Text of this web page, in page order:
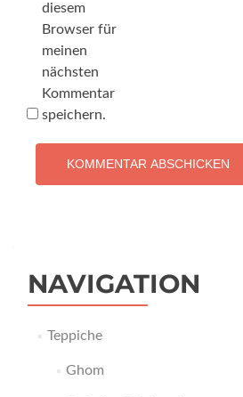
diesem
Browser für
meinen
nächsten
Kommentar
speichern.
NAVIGATION
Teppiche
Ghom